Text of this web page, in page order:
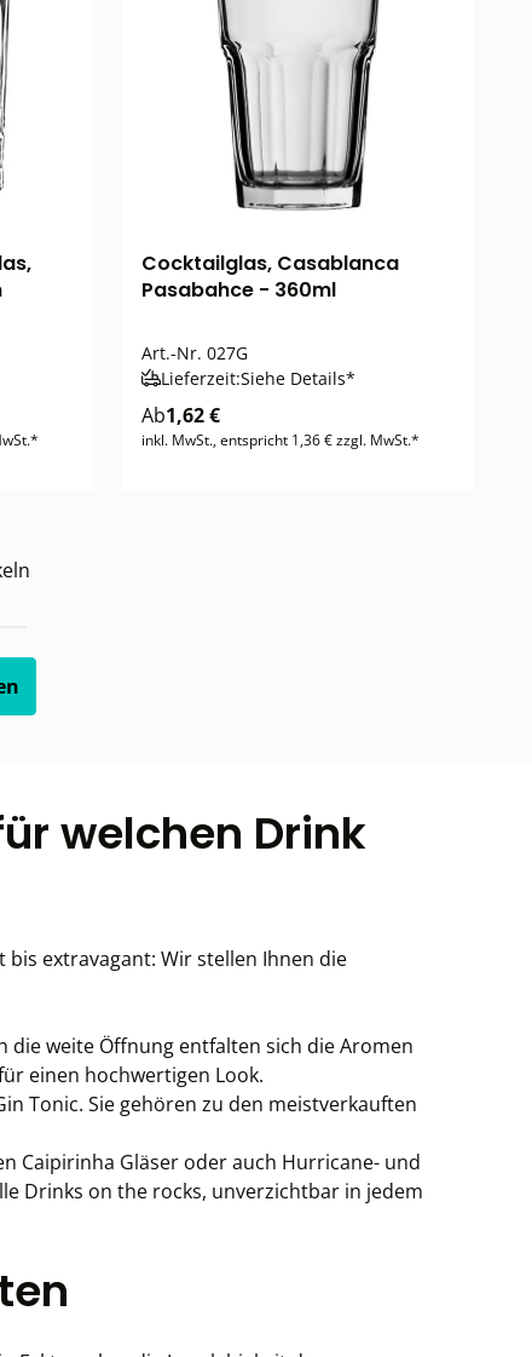
Cocktailglas, Casablanca
Pasabahce - 360ml
Art.-Nr. 027G
Lieferzeit:Siehe Details*
Ab1,62 €
inkl. MwSt., entspricht 1,36 € zzgl. MwSt.*
welchen Drink
extravagant: Wir stellen Ihnen die
die weite Öffnung entfalten sich die Aromen
einen hochwertigen Look.
Tonic. Sie gehören zu den meistverkauften
Caipirinha Gläser oder auch Hurricane- und
Drinks on the rocks, unverzichtbar in jedem